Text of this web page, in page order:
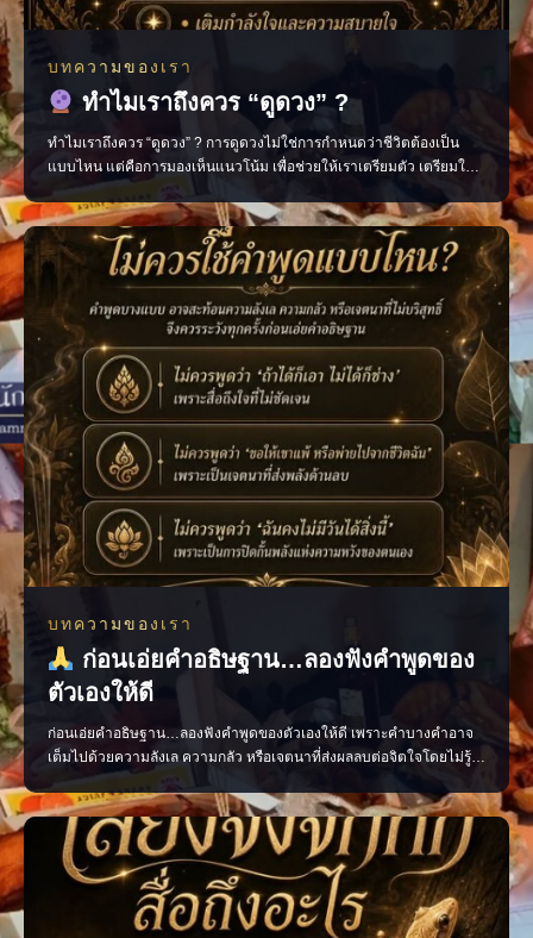
บทความของเรา
ทำไมเราถึงควร “ดูดวง” ?
ทำไมเราถึงควร “ดูดวง” ? การดูดวงไม่ใช่การกำหนดว่าชีวิตต้องเป็น
แบบไหน แต่คือการมองเห็นแนวโน้ม เพื่อช่วยให้เราเตรียมตัว เตรียมใจ
และตัดสินใจได้อย่างมีสติมากขึ้น มองเห็นจังหวะสำคัญของชีวิต วางแผน
เรื่องงาน การเงิน และความรัก เติมกำลังใจในวันที่รู้สึกสับสน ช่วยให้เดิน
หน้าต่อได้อย่างมั่นใจ เพราะเมื่อเรารู
บทความของเรา
ก่อนเอ่ยคำอธิษฐาน…ลองฟังคำพูดของ
ตัวเองให้ดี
ก่อนเอ่ยคำอธิษฐาน…ลองฟังคำพูดของตัวเองให้ดี เพราะคำบางคำอาจ
เต็มไปด้วยความลังเล ความกลัว หรือเจตนาที่ส่งผลลบต่อจิตใจโดยไม่รู้
ตัว ควรอธิษฐานด้วยถ้อยคำที่ชัดเจน สุภาพ และเปี่ยมด้วยเจตนาดี เพื่อให้
ใจของเรามั่นคงและพร้อมก้าวไปสู่สิ่งที่ปรารถนา แล้วคุณเคยเผลอใช้คำ
พูดแบบไหนเวลาอธิษฐานบ้าง? #คำอธิษฐาน #พลัง